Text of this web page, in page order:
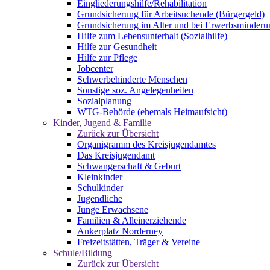
Eingliederungshilfe/Rehabilitation
Grundsicherung für Arbeitsuchende (Bürgergeld)
Grundsicherung im Alter und bei
Hilfe zum Lebensunterhalt (Sozialhilfe)
Hilfe zur Gesundheit
Hilfe zur Pflege
Jobcenter
Schwerbehinderte Menschen
Sonstige soz. Angelegenheiten
Sozialplanung
WTG-Behörde (ehemals Heimaufsicht)
Kinder, Jugend & Familie
Zurück zur Übersicht
Organigramm des Kreisjugendamtes
Das Kreisjugendamt
Schwangerschaft & Geburt
Kleinkinder
Schulkinder
Jugendliche
Junge Erwachsene
Familien & Alleinerziehende
Ankerplatz Norderney
Freizeitstätten, Träger & Vereine
Schule/Bildung
Zurück zur Übersicht